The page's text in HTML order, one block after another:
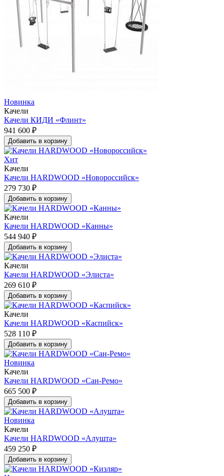
Новинка
Качели
Качели КИДИ «Флинт»
941 600 ₽
Добавить в корзину
Хит
Качели
Качели HARDWOOD «Новороссийск»
279 730 ₽
Добавить в корзину
Качели
Качели HARDWOOD «Канны»
544 940 ₽
Добавить в корзину
Качели
Качели HARDWOOD «Элиста»
269 610 ₽
Добавить в корзину
Качели
Качели HARDWOOD «Каспийск»
528 110 ₽
Добавить в корзину
Новинка
Качели
Качели HARDWOOD «Сан-Ремо»
665 500 ₽
Добавить в корзину
Новинка
Качели
Качели HARDWOOD «Алушта»
459 250 ₽
Добавить в корзину